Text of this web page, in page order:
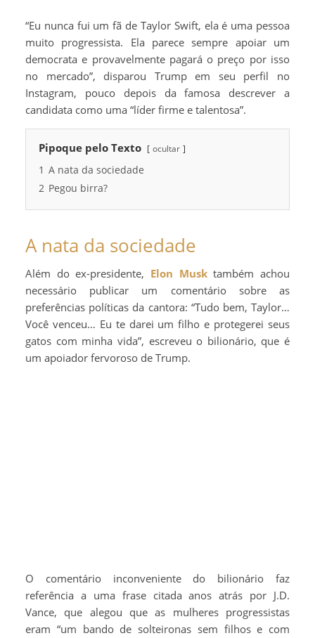
“Eu nunca fui um fã de Taylor Swift, ela é uma pessoa
muito progressista. Ela parece sempre apoiar um
democrata e provavelmente pagará o preço por isso
no mercado”, disparou Trump em seu perfil no
Instagram, pouco depois da famosa descrever a
candidata como uma “líder firme e talentosa”.
Pipoque pelo Texto ocultar
1 A nata da sociedade
2 Pegou birra?
A nata da sociedade
Além do ex-presidente, Elon Musktambém achou
necessário publicar um comentário sobre as
preferências políticas da cantora: “Tudo bem, Taylor…
Você venceu… Eu te darei um filho e protegerei seus
gatos com minha vida”, escreveu o bilionário, que é
um apoiador fervoroso de Trump.
O comentário inconveniente do bilionário faz
referência a uma frase citada anos atrás por J.D.
Vance, que alegou que as mulheres progressistas
eram “um bando de solteironas sem filhos e com